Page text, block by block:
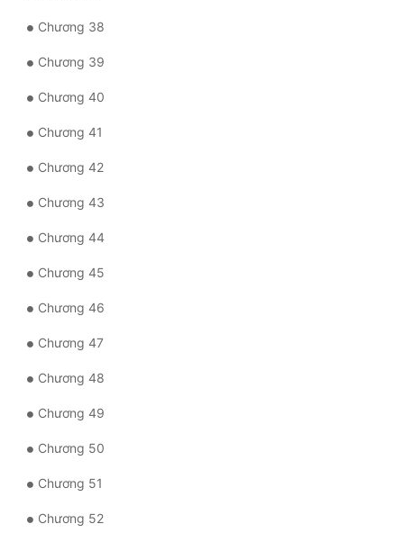
Tính Cách Nhân Vật :
Cơ Trí
Sát Phạt Quyết Đoán
Chương 38
Chương 39
Chương 40
Chương 41
Chương 42
Chương 43
Chương 44
Chương 45
Chương 46
Chương 47
Chương 48
Chương 49
Chương 50
Chương 51
Chương 52